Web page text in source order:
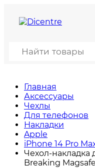
Главная
Аксессуары
Чехлы
Для телефонов
Накладки
Apple
iPhone 14 Pro
Чехол-накладка
Breaking